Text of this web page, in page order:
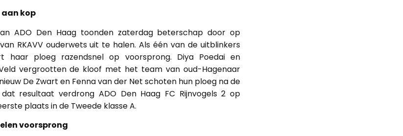
aan kop
ADO Den Haag toonden zaterdag beterschap door op
RKAVV ouderwets uit te halen. Als één van de uitblinkers
haar ploeg razendsnel op voorsprong. Diya Poedai en
vergrootten de kloof met het team van oud-Hagenaar
De Zwart en Fenna van der Net schoten hun ploeg na de
resultaat verdrong ADO Den Haag FC Rijnvogels 2 op
plaats in de Tweede klasse A.
voorsprong